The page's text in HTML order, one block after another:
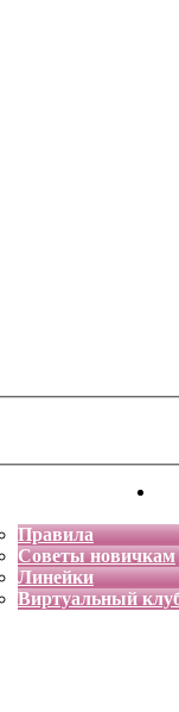
кошек
Правила
Советы новичкам
Линейки
Виртуальный